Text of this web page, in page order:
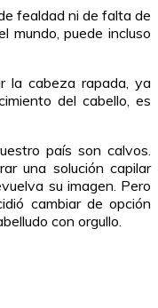
fealdad ni de falta de
mundo, puede incluso
la cabeza rapada, ya
del cabello, es
país son calvos.
una solución capilar
su imagen. Pero
cambiar de opción
con orgullo.